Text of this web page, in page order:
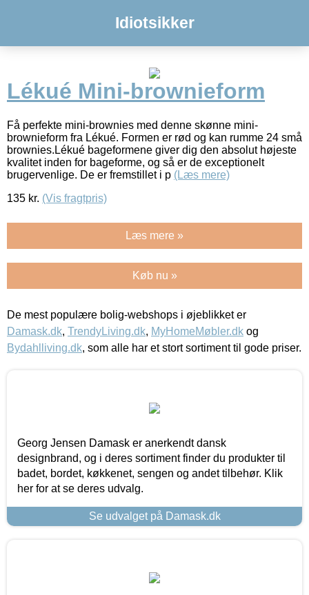
Idiotsikker
Lékué Mini-brownieform
Få perfekte mini-brownies med denne skønne mini-
brownieform fra Lékué. Formen er rød og kan rumme 24 små
brownies.Lékué bageformene giver dig den absolut højeste
kvalitet inden for bageforme, og så er de exceptionelt
brugervenlige. De er fremstillet i p (Læs mere)
135 kr. (Vis fragtpris)
Læs mere »
Køb nu »
De mest populære bolig-webshops i øjeblikket er
Damask.dk, TrendyLiving.dk, MyHomeMøbler.dk og
Bydahlliving.dk, som alle har et stort sortiment til gode priser.
Georg Jensen Damask er anerkendt dansk
designbrand, og i deres sortiment finder du produkter til
badet, bordet, køkkenet, sengen og andet tilbehør. Klik
her for at se deres udvalg.
Se udvalget på Damask.dk